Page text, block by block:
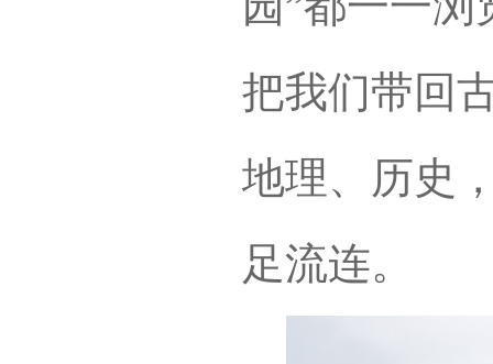
把我们带回
地理、历史
足流连。